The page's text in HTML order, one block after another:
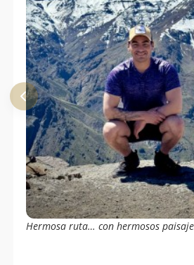
Hermosa ruta… con hermosos